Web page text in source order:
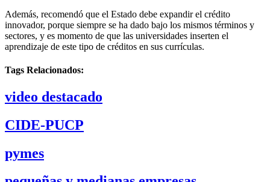
Además, recomendó que el Estado debe expandir el crédito
innovador, porque siempre se ha dado bajo los mismos términos y
sectores, y es momento de que las universidades inserten el
aprendizaje de este tipo de créditos en sus currículas.
Tags Relacionados:
video destacado
CIDE-PUCP
pymes